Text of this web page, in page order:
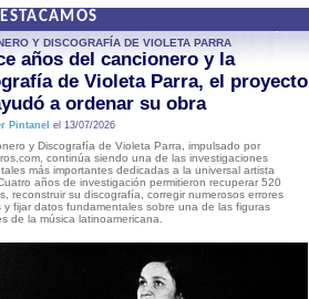
Y DISCOGRAFÍA DE VIOLETA PARRA
años del cancionero y la
de Violeta Parra, el proyecto
a ordenar su obra
Pintanel el 13/07/2026
y Discografía de Violeta Parra, impulsado por
continúa siendo una de las investigaciones
más importantes dedicadas a la universal artista
años de investigación permitieron recuperar 520
reconstruir su discografía, corregir numerosos errores
y fijar datos fundamentales sobre una de las figuras
de la música latinoamericana.